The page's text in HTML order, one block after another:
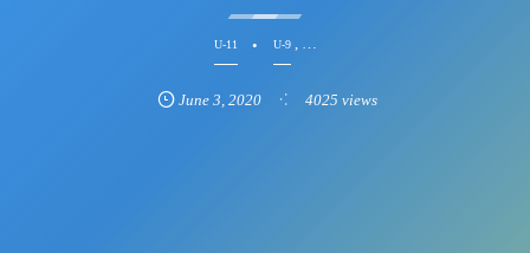
U-11 U-9, …
June 3 2020 4025 views